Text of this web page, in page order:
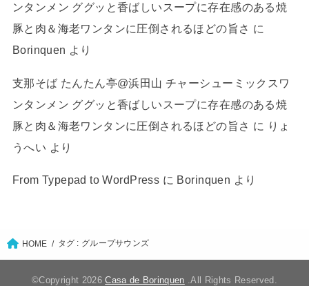
ンタンメン ググッと香ばしいスープに存在感のある焼
豚と肉＆海老ワンタンに圧倒されるほどの旨さ に
Borinquen より
支那そば たんたん亭@浜田山 チャーシューミックスワ
ンタンメン ググッと香ばしいスープに存在感のある焼
豚と肉＆海老ワンタンに圧倒されるほどの旨さ に りょ
うへい より
From Typepad to WordPress に Borinquen より
HOME タグ : グループサウンズ
©Copyright 2026Casa de Borinquen .All Rights Reserved.